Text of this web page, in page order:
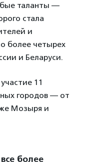
таланты —
стала
и
более четырех
и Беларуси.
11
городов — от
Мозыря и
более